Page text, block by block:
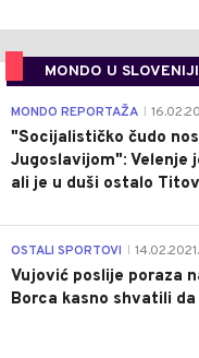
MONDO U SLOVENIJI
MONDO REPORTAŽA
"Socijalističko čudo
Jugoslavijom": Velenje
ali je u duši ostalo
OSTALI SPORTOVI 14.02.2021.
Vujović poslije poraza
Borca kasno shvatili